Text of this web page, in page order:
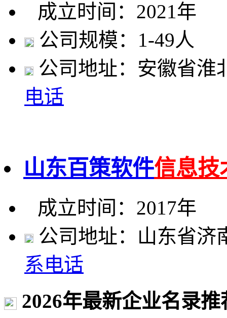
成立时间：2021年
公司规模：1-49人
公司地址：安徽省淮
电话
山东百策软件信息技
成立时间：2017年
公司地址：山东省济
系电话
2026年最新企业名录推